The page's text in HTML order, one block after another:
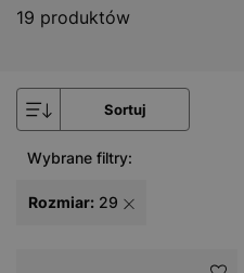
19 produktów
Sortuj
Wybrane filtry:
Rozmiar: 29